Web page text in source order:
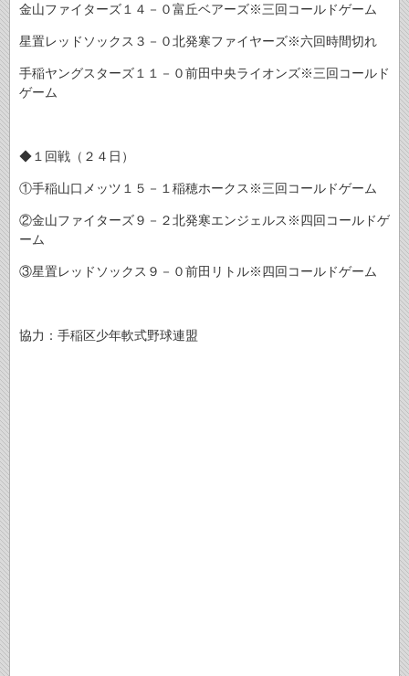
金山ファイターズ１４－０富丘ベアーズ※三回コールドゲーム
星置レッドソックス３－０北発寒ファイヤーズ※六回時間切れ
手稲ヤングスターズ１１－０前田中央ライオンズ※三回コールド
ゲーム
◆１回戦（２４日）
①手稲山口メッツ１５－１稲穂ホークス※三回コールドゲーム
②金山ファイターズ９－２北発寒エンジェルス※四回コールドゲ
ーム
③星置レッドソックス９－０前田リトル※四回コールドゲーム
協力：手稲区少年軟式野球連盟